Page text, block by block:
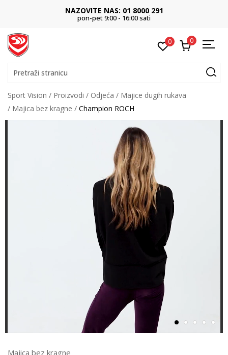
NAZOVITE NAS: 01 8000 291
pon-pet 9:00 - 16:00 sati
0 0
Pretraži stranicu
Sport Vision Proizvodi Odjeća
Majice dugih rukava
Majica bez kragne
Champion ROCH
Majica bez kragne